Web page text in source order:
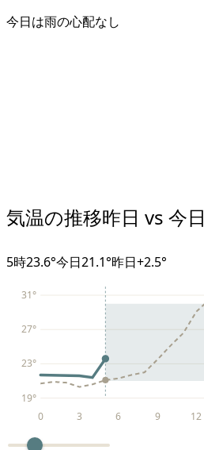
今日は雨の心配なし
気温の推移昨日 vs 今日
5時23.6°今日21.1°昨日+2.5°
19°
23°
27°
31°
0 3 6 9 12